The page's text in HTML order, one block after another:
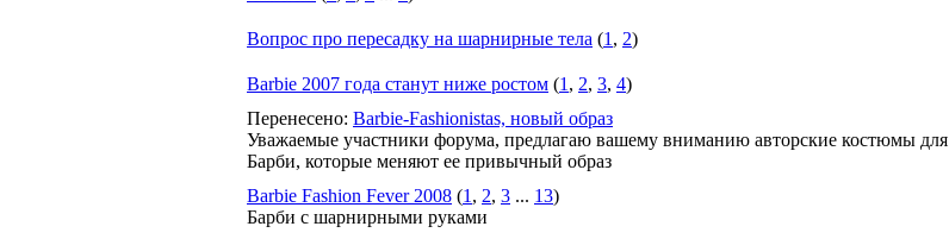
Вопрос про пересадку на шарнирные тела (1 , 2)
Barbie 2007 года станут ниже ростом (1 , 2, 3, 4)
Перенесено: Barbie-Fashionistas, новый образ
Уважаемые участники форума, предлагаю вашему вниманию авторские костюмы для
Барби, которые меняют ее привычный образ
Barbie Fashion Fever 2008 (1 , 2, 3 ... 13)
Барби с шарнирными руками